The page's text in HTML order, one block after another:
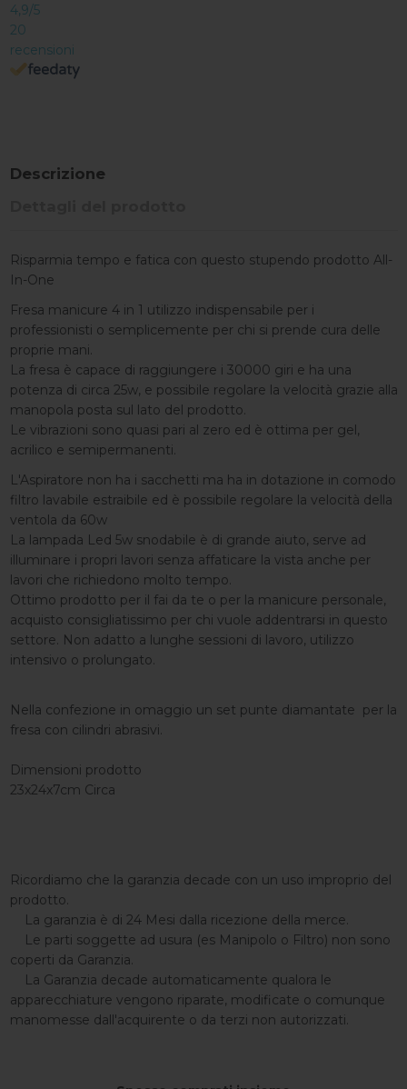
4,9/5
20
recensioni
Descrizione
Risparmia tempo e fatica con questo stupendo prodotto All-
In-One
Fresa manicure 4 in 1 utilizzo indispensabile per i
professionisti o semplicemente per chi si prende cura delle
proprie mani.
La fresa è capace di raggiungere i 30000 giri e ha una
potenza di circa 25w, e possibile regolare la velocità grazie alla
manopola posta sul lato del prodotto.
Le vibrazioni sono quasi pari al zero ed è ottima per gel,
acrilico e semipermanenti.
L'Aspiratore non ha i sacchetti ma ha in dotazione in comodo
filtro lavabile estraibile ed è possibile regolare la velocità della
ventola da 60w
La lampada Led 5w snodabile è di grande aiuto, serve ad
illuminare i propri lavori senza affaticare la vista anche per
lavori che richiedono molto tempo.
Ottimo prodotto per il fai da te o per la manicure personale,
acquisto consigliatissimo per chi vuole addentrarsi in questo
settore. Non adatto a lunghe sessioni di lavoro, utilizzo
intensivo o prolungato.
Nella confezione in omaggio un set punte diamantate per la
fresa con cilindri abrasivi.
Dimensioni prodotto
23x24x7cm Circa
Ricordiamo che la garanzia decade con un uso improprio del
prodotto.
La garanzia è di 24 Mesi dalla ricezione della merce.
Le parti soggette ad usura (es Manipolo o Filtro) non sono
coperti da Garanzia.
La Garanzia decade automaticamente qualora le
apparecchiature vengono riparate, modificate o comunque
manomesse dall'acquirente o da terzi non autorizzati.